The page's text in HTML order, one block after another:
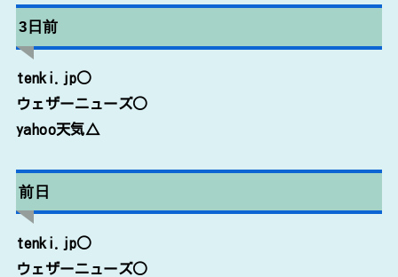
3日前
tenki.jp○
ウェザーニューズ○
yahoo天気△
前日
tenki.jp○
ウェザーニューズ○